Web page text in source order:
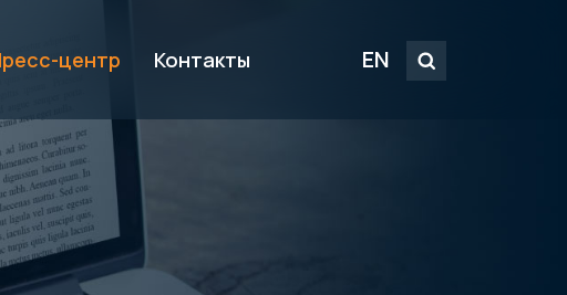
центр Контакты EN